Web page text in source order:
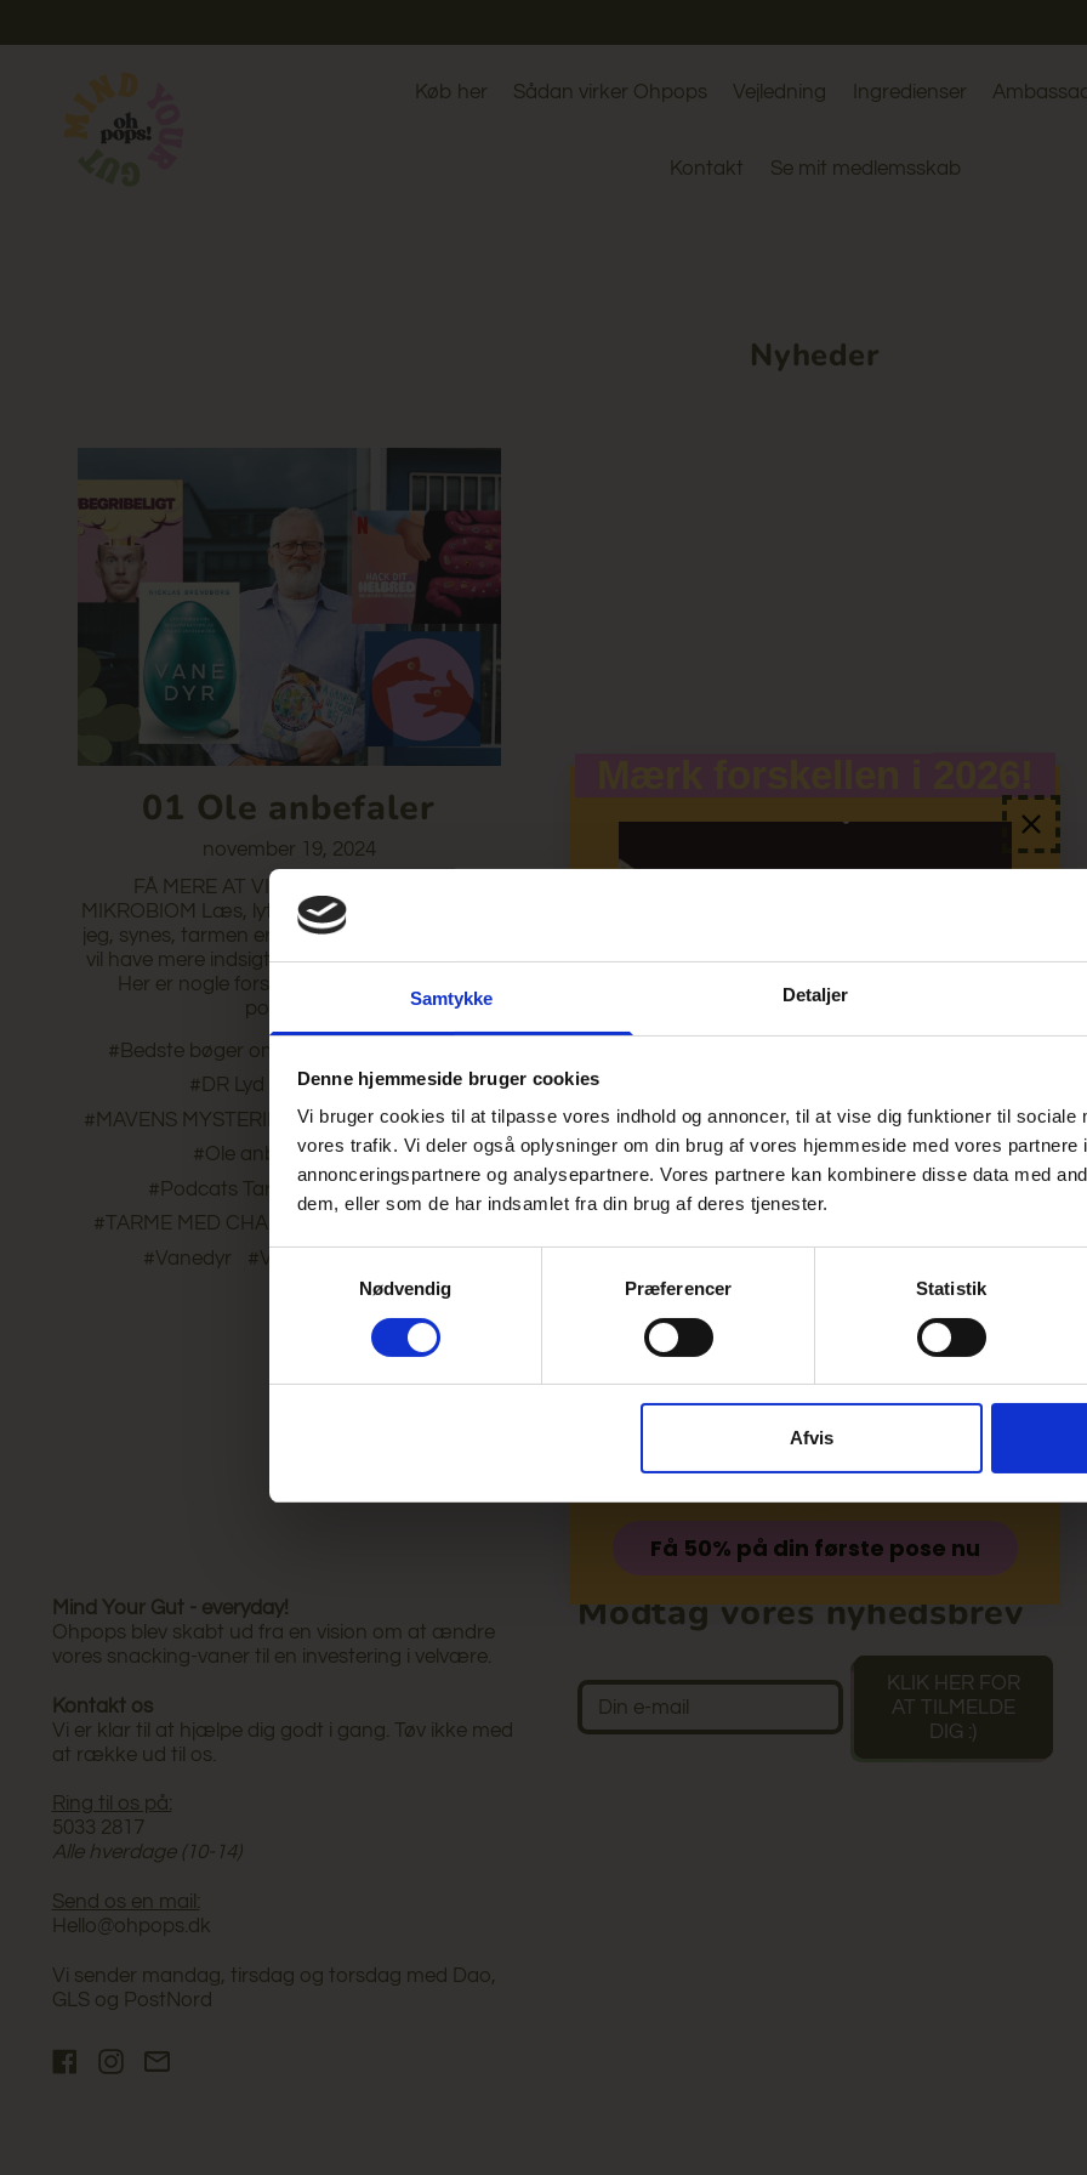
Samtykke Detaljer
Denne hjemmeside bruger cookies
Vi bruger cookies til at tilpasse vores indhold og annoncer, til at vise dig funktioner til sociale
vores trafik. Vi deler også oplysninger om din brug af vores hjemmeside med vores partnere
annonceringspartnere og analysepartnere. Vores partnere kan kombinere disse data med
dem, eller som de har indsamlet fra din brug af deres tjenester.
Samtykkevalg
Nødvendig
Præferencer Statistik
Afvis
Køb her Sådan virker Ohpops Vejledning Ingredienser
Kontakt Se mit medlemsskab
Nyheder
01 Ole anbefaler
november 19, 2024
FÅ MERE AT VIDE OM DIN TARMS
MIKROBIOM Læs, lyt og se med, hvis du, som
jeg, synes, tarmen er interessant og du gerne
vil have mere indsigt i, hvordan den fungerer.
Her er nogle forslag på bøger, artikler,
podcast...
#Bedste bøger om tarmens mikrobiom
#DR Lyd
#Huxi bach
#MAVENS MYSTERIER
#Nicklas Brendborg
#Ole anbefaler
#P1
#Podcats Tarmens mikrobiom
#TARME MED CHARME
#Vanedyr
#VILDT NATURLIGT’
Mind Your Gut - everyday!
Ohpops blev skabt ud fra en vision om at ændre
vores snacking-vaner til en investering i velvære.
Kontakt os
Vi er klar til at hjælpe dig godt i gang. Tøv ikke med
at række ud til os.
Ring til os på:
5033 2817
Alle hverdage (10-14)
Send os en mail:
Hello@ohpops.dk
Vi sender mandag, tirsdag og torsdag med Dao,
GLS og PostNord
Facebook
Instagram
Email
Modtag vores nyhedsbrev
Vi har blot brug for din e-mail
KLIK HER FOR
AT TILMELDE
DIG :)
Ohpops gør det nemt
at tage de første
skridt mod nye
vaner!
Få 50% på din første pose nu